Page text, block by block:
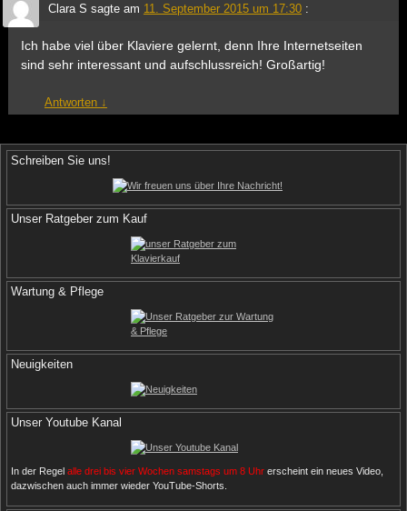
Clara S sagte am 11. September 2015 um 17:30 :
Ich habe viel über Klaviere gelernt, denn Ihre Internetseiten
sind sehr interessant und aufschlussreich! Großartig!
Antworten ↓
Schreiben Sie uns!
Unser Ratgeber zum Kauf
Wartung & Pflege
Neuigkeiten
Unser Youtube Kanal
In der Regel alle drei bis vier Wochen samstags um 8 Uhr erscheint ein neues Video,
dazwischen auch immer wieder YouTube-Shorts.